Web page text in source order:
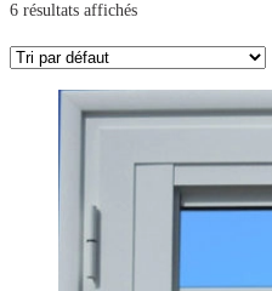
6 résultats affichés